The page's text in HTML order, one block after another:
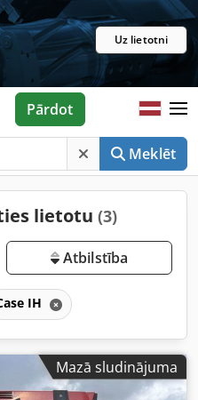
Uz lietotni
Meklēt
Pārdot
lietotu (3)
Atbilstība
IH
Mazā sludinājuma